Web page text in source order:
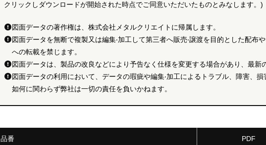
クリックしダウンロードが開始された時点でご同意いただいたものとみなします。)
図面データの著作権は、株式会社メタルクリエイトに帰属します。
図面データを無断で複製又は編集‧加工して第三者へ販売‧譲渡を目的とした配布
への転載を禁じます。
図面データは、製品の改良などにより予告なく仕様を変更する場合があり、最新
図面データの利用において、データの瑕疵や編集‧加工によるトラブル、障害、
如何に関わらず弊社は一切の責任を負いかねます。
品番 PDF